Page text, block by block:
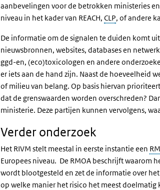
aanbevelingen voor de betrokken ministeries
niveau in het kader van REACH, CLP, of andere
De informatie om de signalen te duiden komt
nieuwsbronnen, websites, databases en
ggd-en, (eco)toxicologen en andere
er iets aan de hand zijn. Naast de hoeveelheid
of milieu van belang. Op basis hiervan
dat de grenswaarden worden overschreden?
ministerie. Deze partijen kunnen vervolgens,
Verder onderzoek
Het RIVM stelt meestal in eerste instantie een
Europees niveau. De RMOA beschrijft waarom
wordt blootgesteld en zet de informatie over
op welke manier het risico het meest